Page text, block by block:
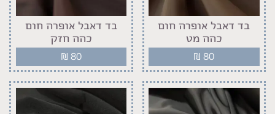
בד דאבל אופרה חום
כהה מט
₪ 80
בד דאבל אופרה חום
כהה חזק
₪ 80